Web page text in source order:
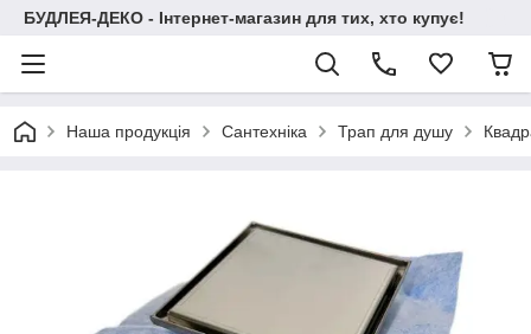
БУДЛЕЯ-ДЕКО - Інтернет-магазин для тих, хто купує!
Наша продукція Сантехніка Трап для душу